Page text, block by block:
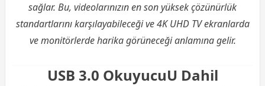
sağlar. Bu, videolarınızın en son yüksek çözünürlük
standartlarını karşılayabileceği ve 4K UHD TV ekranlarda
ve monitörlerde harika görüneceği anlamına gelir.
USB 3.0 OkuyucuU Dahil